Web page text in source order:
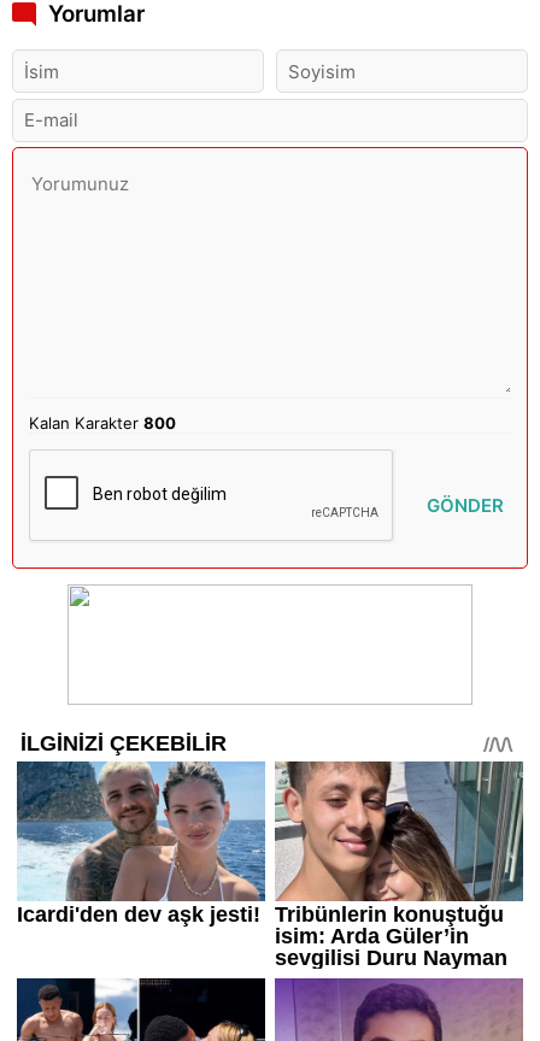
Yorumlar
Kalan Karakter800
GÖNDER